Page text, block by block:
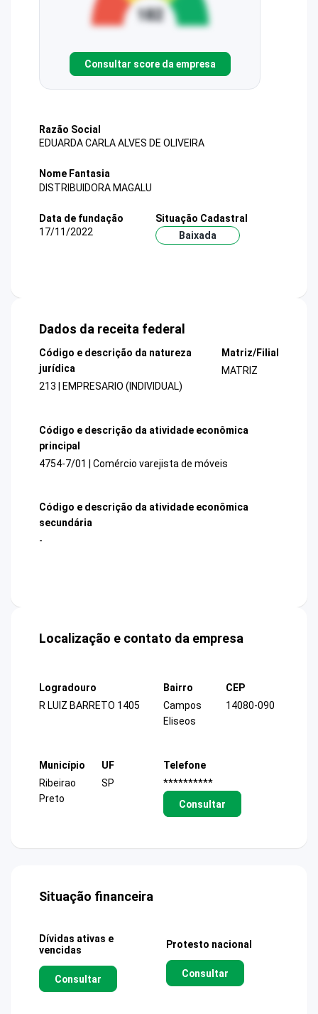
Consultar score da empresa
Razão Social
EDUARDA CARLA ALVES DE OLIVEIRA
Nome Fantasia
DISTRIBUIDORA MAGALU
Data de fundação
17/11/2022
Situação Cadastral
Baixada
Dados da receita federal
Código e descrição da natureza
jurídica
213 | EMPRESARIO (INDIVIDUAL)
Matriz/Filial
MATRIZ
Código e descrição da atividade econômica
principal
4754-7/01 | Comércio varejista de móveis
Código e descrição da atividade econômica
secundária
-
Localização e contato da empresa
Logradouro
R LUIZ BARRETO 1405
Bairro
Campos
Eliseos
CEP
14080-090
Município
Ribeirao
Preto
UF
SP
Telefone
**********
Consultar
Situação financeira
Dívidas ativas e
vencidas
Consultar
Protesto nacional
Consultar